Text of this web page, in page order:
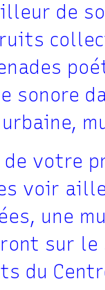
de
sonore
votre
voir
une
sur le
du